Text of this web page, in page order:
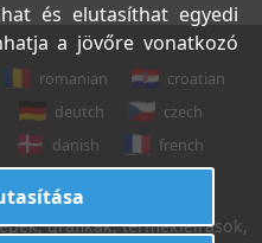
romanian
croatian
deutch
czech
danish
french
grafikák, termékleírások,
és elutasíthat egyedi
a jövőre vonatkozó